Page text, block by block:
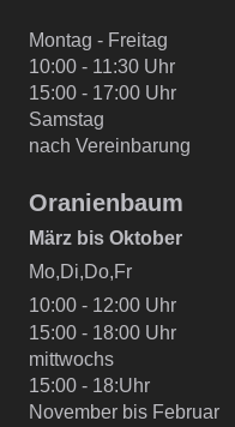
Montag - Freitag
10:00 - 11:30 Uhr
15:00 - 17:00 Uhr
Samstag
nach Vereinbarung
Oranienbaum
März bis Oktober
Mo,Di,Do,Fr
10:00 - 12:00 Uhr
15:00 - 18:00 Uhr
mittwochs
15:00 - 18:Uhr
November bis Februar